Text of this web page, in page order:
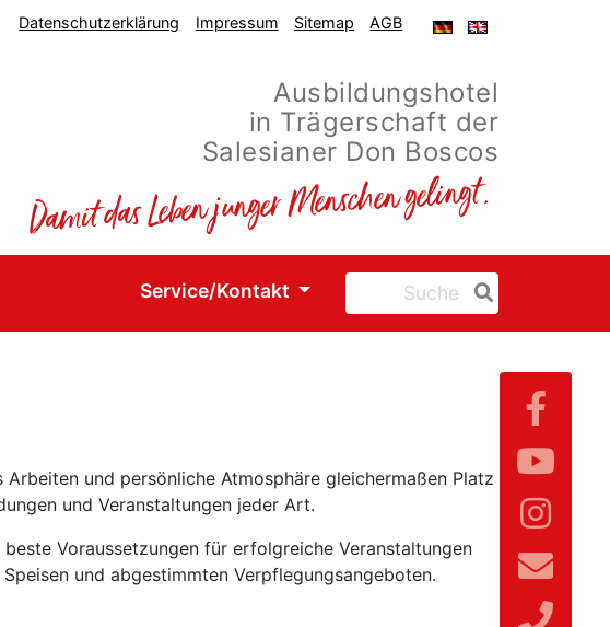
Datenschutzerklärung Impressum Sitemap AGB
ger-
eng-
Ausbildungshotel
in Trägerschaft der
Salesianer Don Boscos
Service/Kontakt
und persönliche Atmosphäre gleichermaßen Platz
und Veranstaltungen jeder Art.
Voraussetzungen für erfolgreiche Veranstaltungen
und abgestimmten Verpflegungsangeboten.